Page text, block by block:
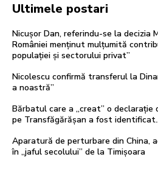
Ultimele postari
Nicușor Dan, referindu-se la decizia
României menținut mulțumită
populației și sectorului privat”
Nicolescu confirmă transferul la
a noastră”
Bărbatul care a „creat” o declarație
pe Transfăgărășan a fost
Aparatură de perturbare din China,
în „jaful secolului” de la Timișoara